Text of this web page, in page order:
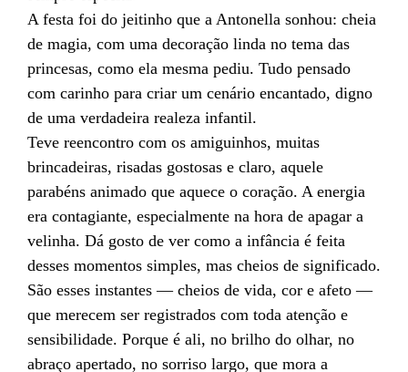
A festa foi do jeitinho que a Antonella sonhou: cheia
de magia, com uma decoração linda no tema das
princesas, como ela mesma pediu. Tudo pensado
com carinho para criar um cenário encantado, digno
de uma verdadeira realeza infantil.
Teve reencontro com os amiguinhos, muitas
brincadeiras, risadas gostosas e claro, aquele
parabéns animado que aquece o coração. A energia
era contagiante, especialmente na hora de apagar a
velinha. Dá gosto de ver como a infância é feita
desses momentos simples, mas cheios de significado.
São esses instantes — cheios de vida, cor e afeto —
que merecem ser registrados com toda atenção e
sensibilidade. Porque é ali, no brilho do olhar, no
abraço apertado, no sorriso largo, que mora a